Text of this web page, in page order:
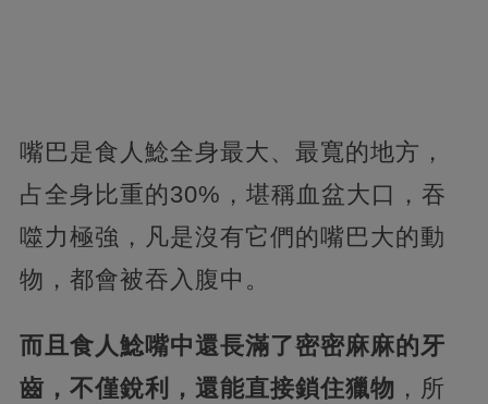
嘴巴是食人鯰全身最大、最寬的地方，
占全身比重的30%，堪稱血盆大口，吞
噬力極強，凡是沒有它們的嘴巴大的動
物，都會被吞入腹中。
而且食人鯰嘴中還長滿了密密麻麻的牙
齒，不僅銳利，還能直接鎖住獵物 ，所